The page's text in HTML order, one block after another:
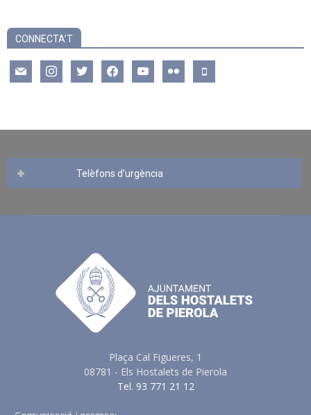
CONNECTA’T
mail instagramtwitter facebookyoutube flickr mobile
Telèfons d’urgència
Plaça Cal Figueres, 1
08781 - Els Hostalets de Pierola
Tel. 93 771 21 12